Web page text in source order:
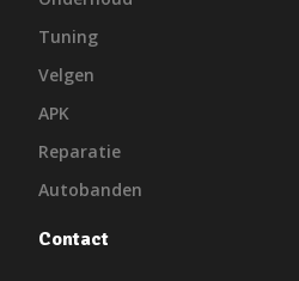
Tuning
Velgen
APK
Reparatie
Autobanden
Contact